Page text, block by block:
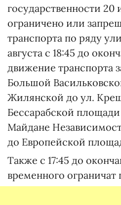
государственности 20
ограничено или
транспорта по ряду
августа с 18:45 до
движение транспорта
Большой
Жилянской до ул.
Бессарабской
Майдане
до Европейской
Также с 17:45 до
временного ограничат